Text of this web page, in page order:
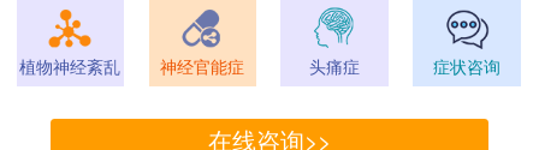
植物神经紊乱 神经官能症 头痛症 症状咨询
在线咨询>>